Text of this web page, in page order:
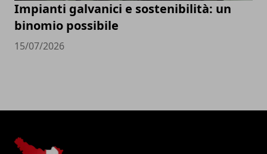
Impianti galvanici e sostenibilità: un
binomio possibile
15/07/2026